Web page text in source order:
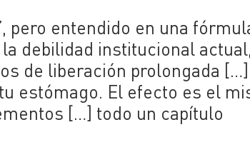
pero entendido en una
debilidad institucional actual,
de liberación prolongada
estómago. El efecto es el
[…] todo un capítulo